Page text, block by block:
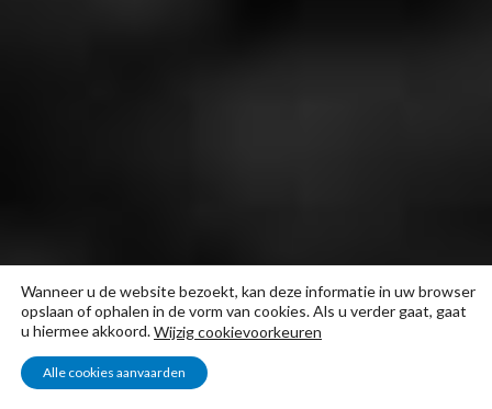
Wanneer u de website bezoekt, kan deze informatie in uw browser
opslaan of ophalen in de vorm van cookies. Als u verder gaat, gaat
u hiermee akkoord.Wijzig cookievoorkeuren
Alle cookies aanvaarden